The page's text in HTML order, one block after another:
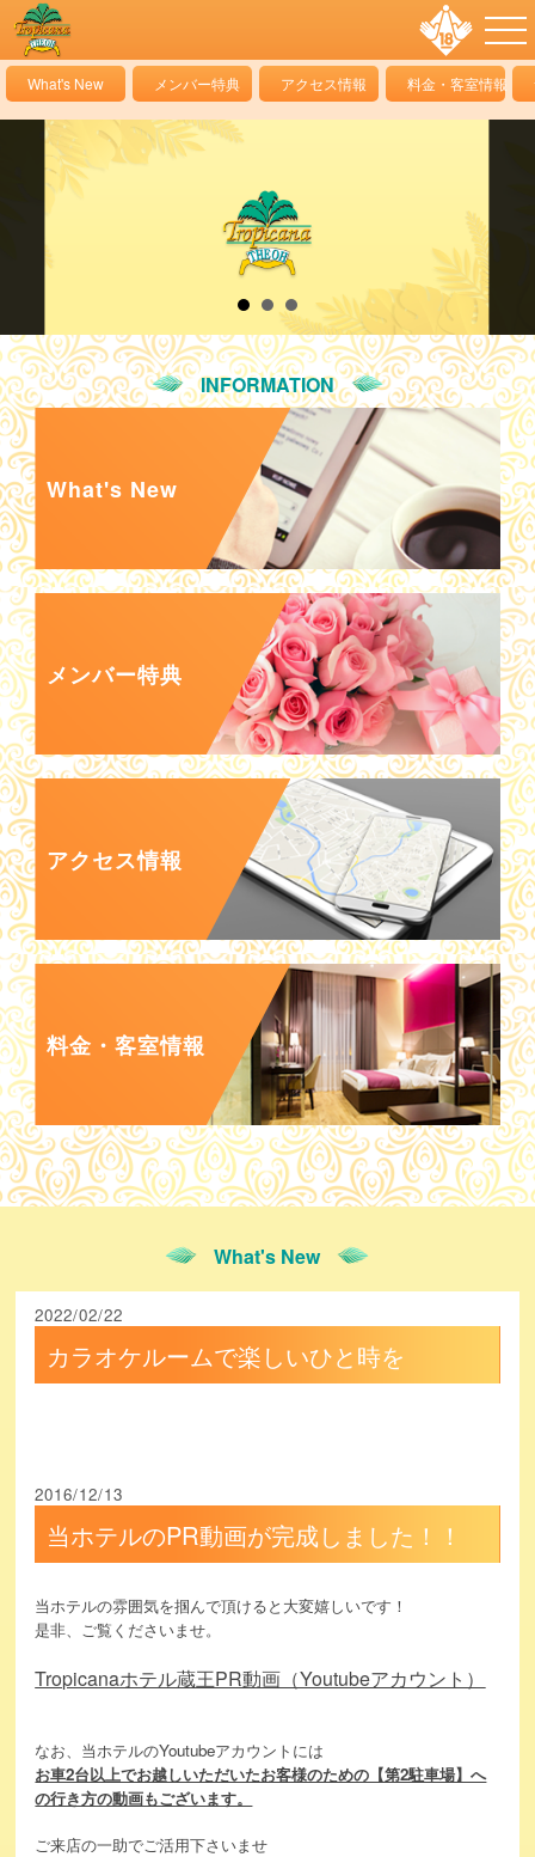
What's New メンバー特典 アクセス情報 料金・客室情報
INFORMATION
What's New
メンバー特典
アクセス情報
料金・客室情報
What's New
2022/02/22
カラオケルームで楽しいひと時を
2016/12/13
当ホテルのPR動画が完成しました！！
当ホテルの雰囲気を掴んで頂けると大変嬉しいです！
是非、ご覧くださいませ。
Tropicanaホテル蔵王PR動画（Youtubeアカウント）
なお、当ホテルのYoutubeアカウントには
お車2台以上でお越しいただいたお客様のための【第2駐車場】へ
の行き方の動画もございます。
ご来店の一助でご活用下さいませ